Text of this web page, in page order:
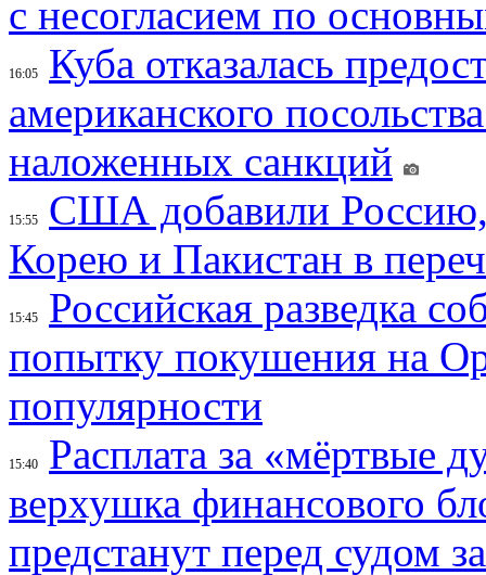
с несогласием по
16:05
Куба отказалась
американского
наложенных санкций
15:55
США добавили
Корею и Пакистан в
15:45
Российская разведка
попытку покушения на
популярности
15:40
Расплата за «мёртвые
верхушка финансового
предстанут перед судом